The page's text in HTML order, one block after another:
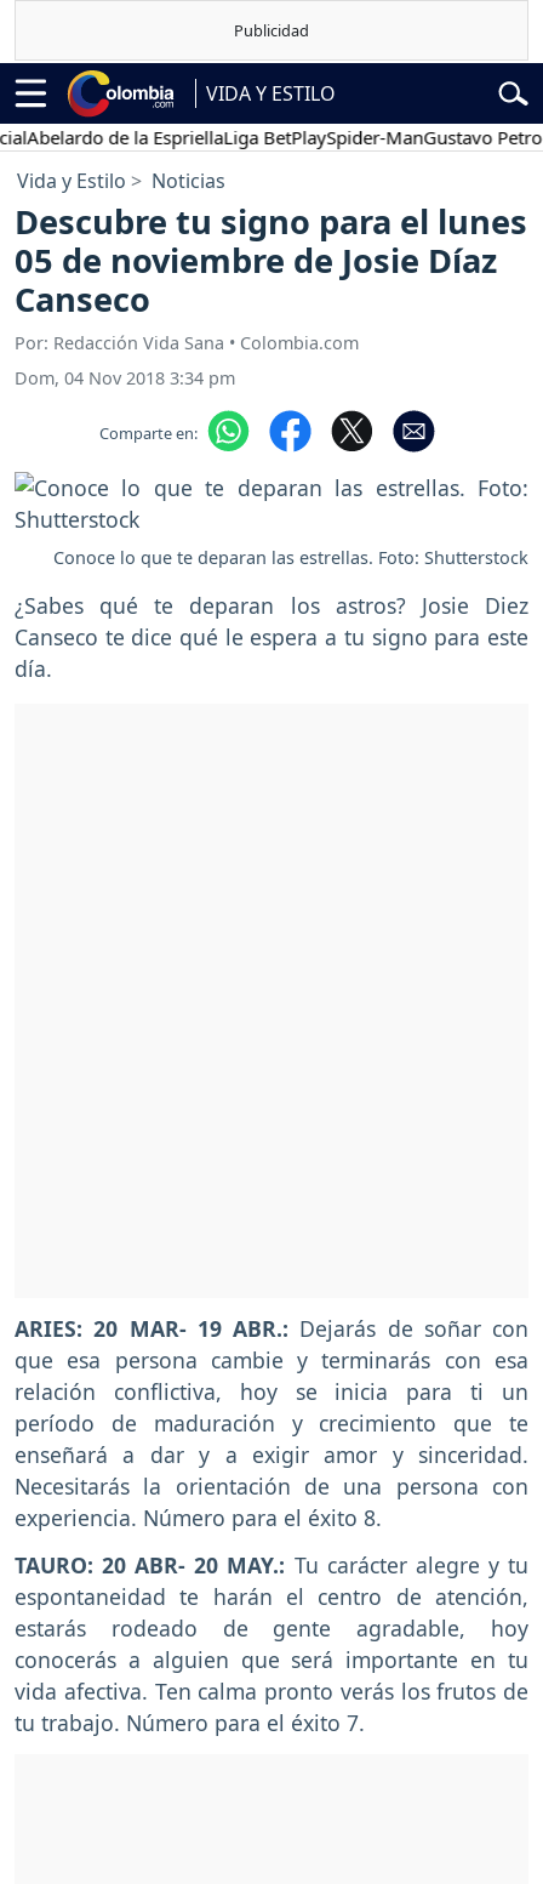
VIDA Y ESTILO
de la EspriellaLiga BetPlaySpider-ManGustavo Petro
Vida y Estilo Noticias
Descubre tu signo para el lunes
05 de noviembre de Josie Díaz
Canseco
Por: Redacción Vida Sana • Colombia.com
Dom, 04 Nov 2018 3:34 pm
Comparte en:
Conoce lo que te deparan las estrellas. Foto: Shutterstock
¿Sabes qué te deparan los astros? Josie Diez
Canseco te dice qué le espera a tu signo para este
día.
ARIES: 20 MAR- 19 ABR.: Dejarás de soñar con
que esa persona cambie y terminarás con esa
relación conflictiva, hoy se inicia para ti un
período de maduración y crecimiento que te
enseñará a dar y a exigir amor y sinceridad.
Necesitarás la orientación de una persona con
experiencia. Número para el éxito 8.
TAURO: 20 ABR- 20 MAY.: Tu carácter alegre y tu
espontaneidad te harán el centro de atención,
estarás rodeado de gente agradable, hoy
conocerás a alguien que será importante en tu
vida afectiva. Ten calma pronto verás los frutos de
tu trabajo. Número para el éxito 7.